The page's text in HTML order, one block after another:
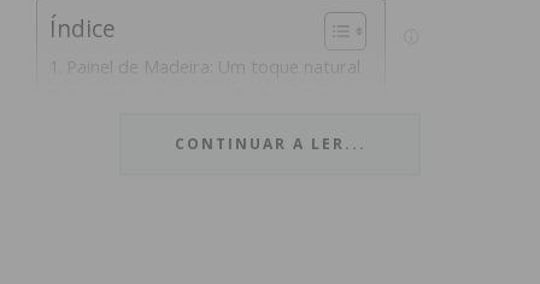
Índice
Painel de Madeira: Um toque natural
Aplicações CriativasCONTINUAR A LER...